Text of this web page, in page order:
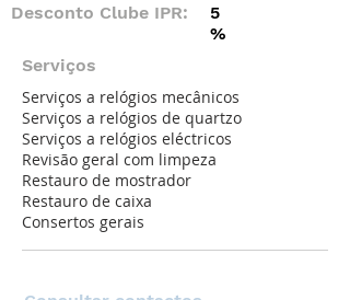
Desconto Clube IPR:
5
%
Serviços
Serviços a relógios mecânicos
Serviços a relógios de quartzo
Serviços a relógios eléctricos
Revisão geral com limpeza
Restauro de mostrador
Restauro de caixa
Consertos gerais